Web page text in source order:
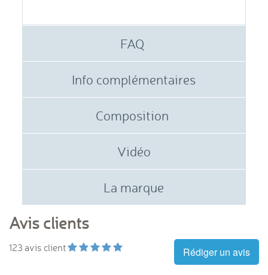
FAQ
Info complémentaires
Composition
Vidéo
La marque
Avis clients
123 avis client Rédiger un avis